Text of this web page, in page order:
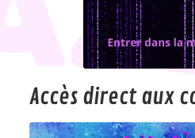
Accès direct aux